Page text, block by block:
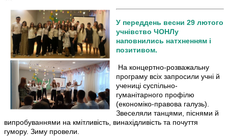
У переддень весни 29 лютого
учнівство ЧОНЛу
наповнились натхненням і
позитивом.
На концертно-розважальну
програму всіх запросили учні й
учениці суспільно-
гуманітарного профілю
(економіко-правова галузь).
Звеселяли танцями, піснями й
випробуваннями на кмітливість, винахідливість та почуття
гумору. Зиму провели.